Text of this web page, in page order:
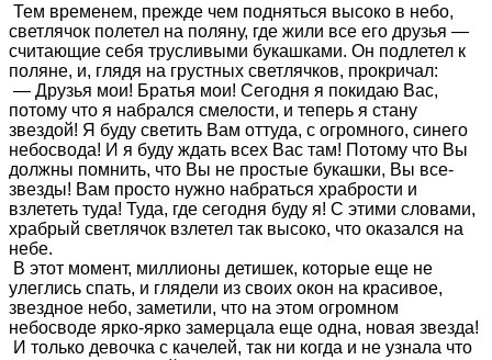
Тем временем, прежде чем подняться высоко в небо,
светлячок полетел на поляну, где жили все его друзья —
считающие себя трусливыми букашками. Он подлетел к
поляне, и, глядя на грустных светлячков, прокричал:
— Друзья мои! Братья мои! Сегодня я покидаю Вас,
потому что я набрался смелости, и теперь я стану
звездой! Я буду светить Вам оттуда, с огромного, синего
небосвода! И я буду ждать всех Вас там! Потому что Вы
должны помнить, что Вы не простые букашки, Вы все-
звезды! Вам просто нужно набраться храбрости и
взлететь туда! Туда, где сегодня буду я! С этими словами,
храбрый светлячок взлетел так высоко, что оказался на
небе.
В этот момент, миллионы детишек, которые еще не
улеглись спать, и глядели из своих окон на красивое,
звездное небо, заметили, что на этом огромном
небосводе ярко-ярко замерцала еще одна, новая звезда!
И только девочка с качелей, так ни когда и не узнала что